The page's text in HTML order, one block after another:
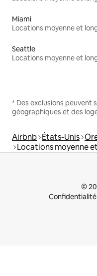
Miami
Seattle
* Des exclusions peuvent
géographiques et des
Airbnb États-Unis
Locations moyenne
©
Confidentialité